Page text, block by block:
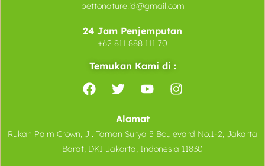
pettonature.id@gmail.com
24 Jam Penjemputan
+62 811 888 111 70
Temukan Kami di :
Alamat
Rukan Palm Crown, Jl. Taman Surya 5 Boulevard No.1-2, Jakarta
Barat, DKI Jakarta, Indonesia 11830